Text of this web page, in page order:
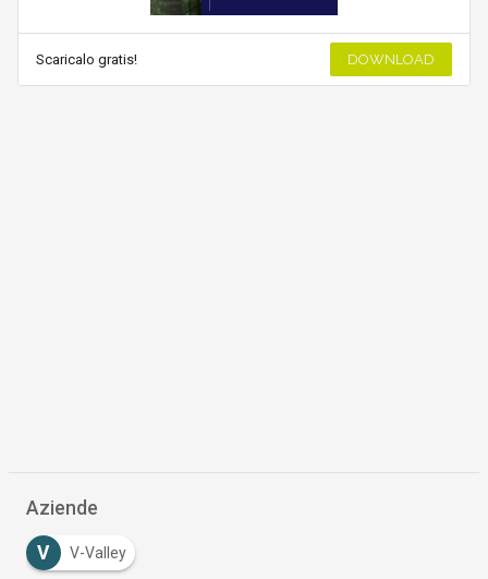
Scaricalo gratis! DOWNLOAD
Aziende
V V-Valley